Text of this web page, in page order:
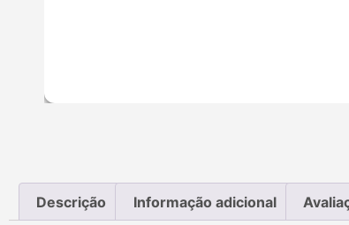
Descrição Informação adicional